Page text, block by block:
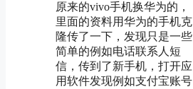
原来的vivo手机换华为的，
里面的资料用华为的手机克
隆传了一下，发现只是一些
简单的例如电话联系人短
信，传到了新手机，打开应
用软件发现例如支付宝账号